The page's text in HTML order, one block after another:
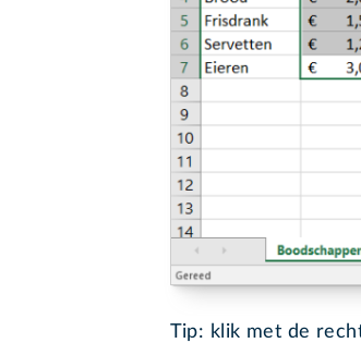
Tip: klik met de